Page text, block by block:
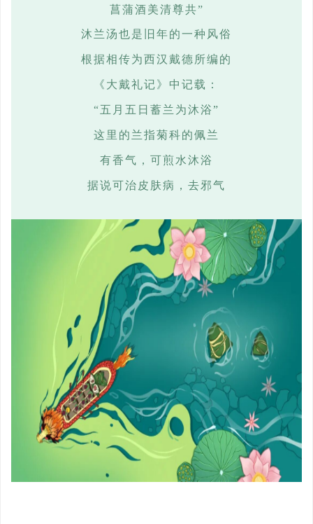
菖蒲酒美清尊共”
沐兰汤也是旧年的一种风俗
根据相传为西汉戴德所编的
《大戴礼记》中记载：
“五月五日蓄兰为沐浴”
这里的兰指菊科的佩兰
有香气，可煎水沐浴
据说可治皮肤病，去邪气